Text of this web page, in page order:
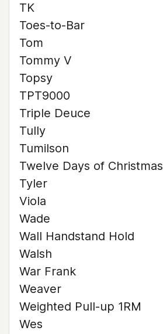
TK
Toes-to-Bar
Tom
Tommy V
Topsy
TPT9000
Triple Deuce
Tully
Tumilson
Twelve Days of Christmas
Tyler
Viola
Wade
Wall Handstand Hold
Walsh
War Frank
Weaver
Weighted Pull-up 1RM
Wes